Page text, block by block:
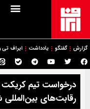
گزارش گفتگو یادداشت ایراف
درخواست تیم کریکت
رقابت‌های